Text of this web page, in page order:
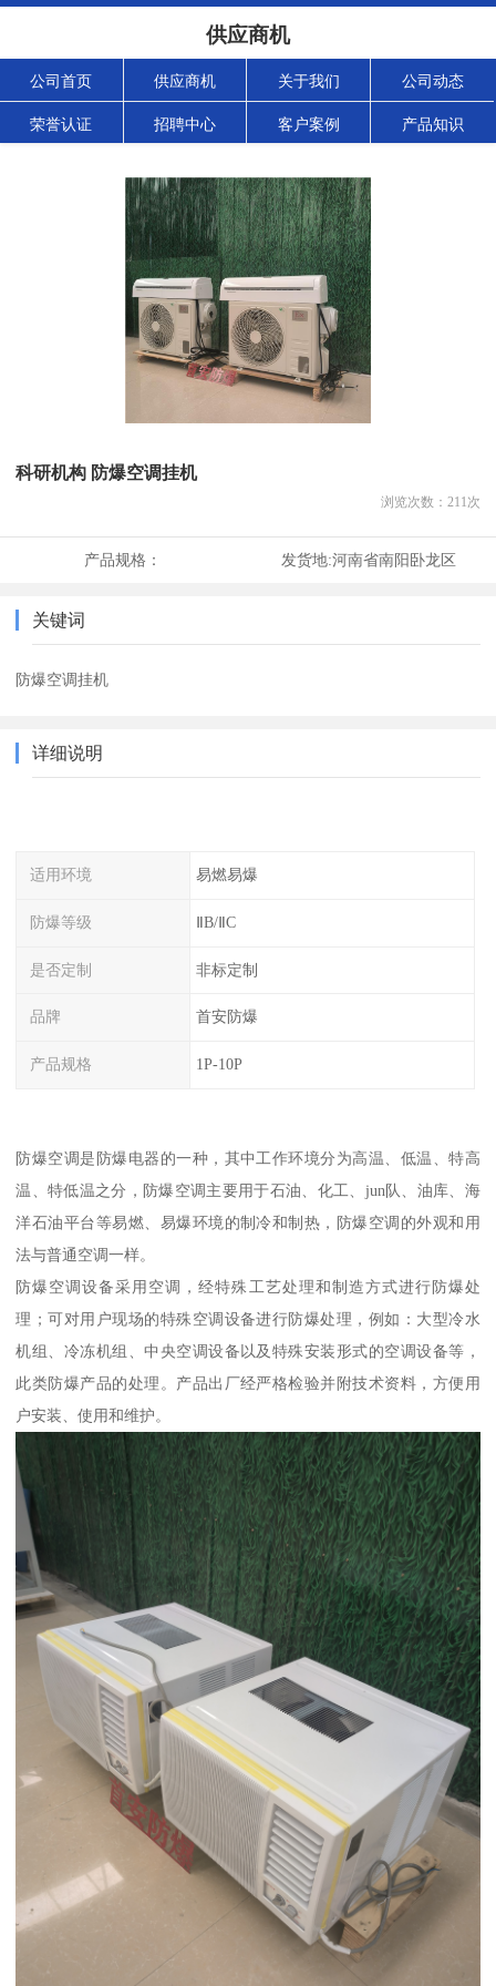
供应商机
公司首页 供应商机 关于我们 公司动态
荣誉认证 招聘中心 客户案例 产品知识
科研机构 防爆空调挂机
浏览次数： 211次
产品规格： 发货地:河南省南阳卧龙区
关键词
防爆空调挂机
详细说明
适用环境 易燃易爆
防爆等级 ⅡB/ⅡC
是否定制 非标定制
品牌 首安防爆
产品规格 1P-10P
防爆空调是防爆电器的一种，其中工作环境分为高温、低温、特高
温、特低温之分，防爆空调主要用于石油、化工、jun队、油库、海
洋石油平台等易燃、易爆环境的制冷和制热，防爆空调的外观和用
法与普通空调一样。
防爆空调设备采用空调，经特殊工艺处理和制造方式进行防爆处
理；可对用户现场的特殊空调设备进行防爆处理，例如：大型冷水
机组、冷冻机组、中央空调设备以及特殊安装形式的空调设备等，
此类防爆产品的处理。产品出厂经严格检验并附技术资料，方便用
户安装、使用和维护。